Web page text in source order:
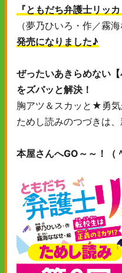
『ともだち弁護士リッ
（夢乃ひいろ・作／霧
発売になりました♪
ぜったいあきらめない
をズバッと解決！
胸アツ＆スカッと★勇
ためし読みのつづきは
本屋さんへGO～～！（